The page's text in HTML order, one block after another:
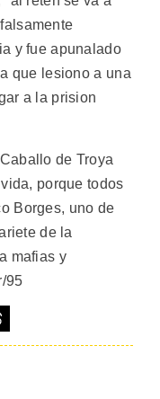
y fue apunalado
que lesiono a una
a la prision
de Troya
porque todos
Borges, uno de
de la
mafias y
95